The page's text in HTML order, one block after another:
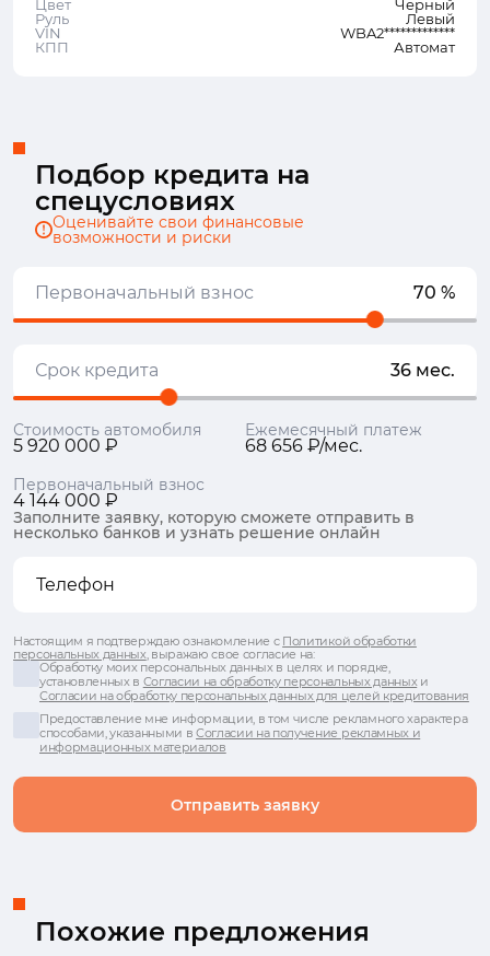
Цвет
Черный
Руль
Левый
VIN
WBA2*************
КПП
Автомат
Подбор кредита на
спецусловиях
Оценивайте свои финансовые
возможности и риски
Первоначальный взнос 70 %
Срок кредита 36 мес.
Стоимость автомобиля
5 920 000 ₽
Ежемесячный платеж
68 656 ₽/мес.
Первоначальный взнос
4 144 000 ₽
Заполните заявку, которую сможете отправить в
несколько банков и узнать решение онлайн
Отправить заявку
Настоящим я подтверждаю ознакомление с Политикой обработки
персональных данных, выражаю свое согласие на:
Обработку моих персональных данных в целях и порядке,
установленных в Согласии на обработку персональных данныхи
Согласии на обработку персональных данных для целей кредитования
Предоставление мне информации, в том числе рекламного характера
способами, указанными вСогласии на получение рекламных и
информационных материалов
Похожие предложения